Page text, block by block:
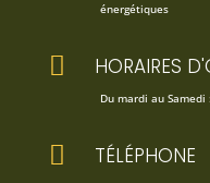
énergétiques
 HORAIRES
Du mardi au
 TÉLÉPHONE